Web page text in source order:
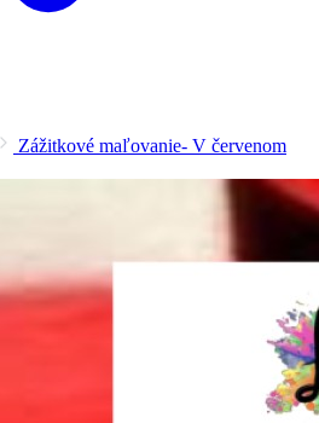
Zážitkové maľovanie- V červenom